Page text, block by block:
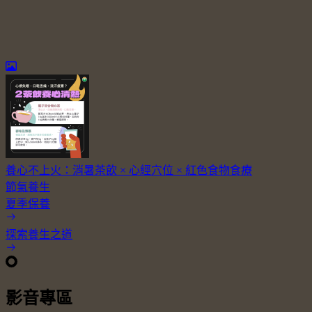
養心不上火：消暑茶飲 × 心經穴位 × 紅色食物食療
節氣養生
夏季保養
探索養生之道
影音專區